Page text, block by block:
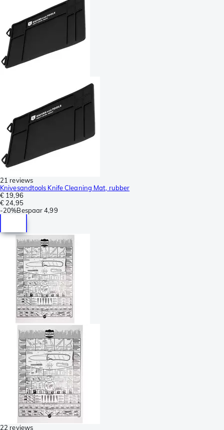
21 reviews
Knivesandtools Knife Cleaning Mat, rubber
€ 19,96
€ 24,95
-20%Bespaar 4,99
22 reviews